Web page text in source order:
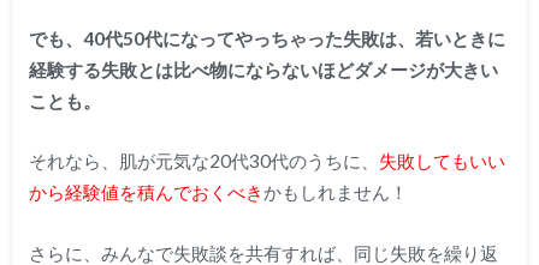
でも、40代50代になってやっちゃった失敗は、若いときに
経験する失敗とは比べ物にならないほどダメージが大きい
ことも。
それなら、肌が元気な20代30代のうちに、 失敗してもいい
から経験値を積んでおくべきかもしれません！
さらに、みんなで失敗談を共有すれば、同じ失敗を繰り返